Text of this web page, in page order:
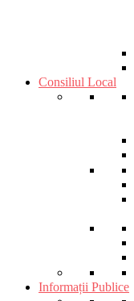
Consiliul Local
Informații Publice